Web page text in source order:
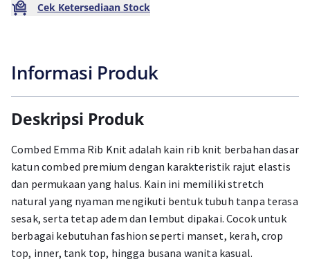
Cek Ketersediaan Stock
Informasi Produk
Deskripsi Produk
Combed Emma Rib Knit adalah kain rib knit berbahan dasar
katun combed premium dengan karakteristik rajut elastis
dan permukaan yang halus. Kain ini memiliki stretch
natural yang nyaman mengikuti bentuk tubuh tanpa terasa
sesak, serta tetap adem dan lembut dipakai. Cocok untuk
berbagai kebutuhan fashion seperti manset, kerah, crop
top, inner, tank top, hingga busana wanita kasual.